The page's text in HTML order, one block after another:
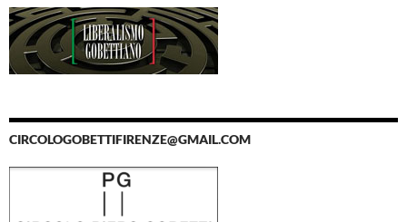
CIRCOLOGOBETTIFIRENZE@GMAIL.COM